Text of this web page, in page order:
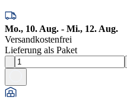
Mo., 10. Aug. - Mi., 12. Aug.
Versandkostenfrei
Lieferung als Paket